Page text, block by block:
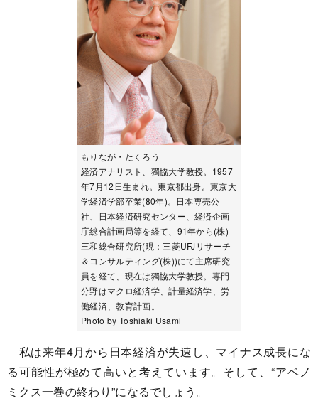
もりなが・たくろう
経済アナリスト、獨協大学教授。1957
年7月12日生まれ。東京都出身。東京大
学経済学部卒業(80年)。日本専売公
社、日本経済研究センター、経済企画
庁総合計画局等を経て、91年から(株)
三和総合研究所(現：三菱UFJリサーチ
＆コンサルティング(株))にて主席研究
員を経て、現在は獨協大学教授。専門
分野はマクロ経済学、計量経済学、労
働経済、教育計画。
Photo by Toshiaki Usami
私は来年4月から日本経済が失速し、マイナス成長にな
る可能性が極めて高いと考えています。そして、“アベノ
ミクス一巻の終わり”になるでしょう。